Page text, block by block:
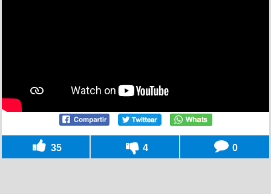
35 4 0